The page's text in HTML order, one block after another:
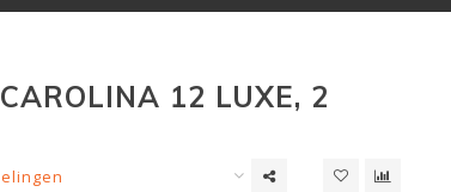
12 LUXE, 2